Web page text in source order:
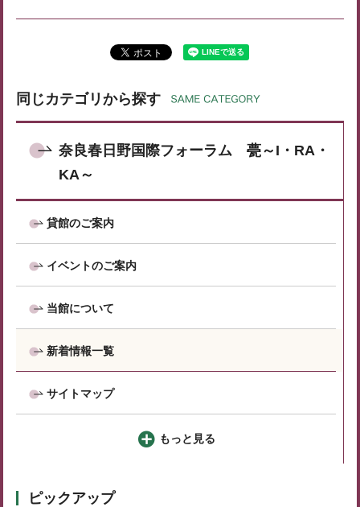
同じカテゴリから探す
奈良春日野国際フォーラム 甍～I・RA・
KA～
貸館のご案内
イベントのご案内
当館について
新着情報一覧
サイトマップ
もっと見る
ピックアップ